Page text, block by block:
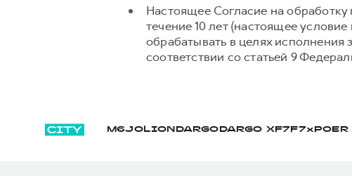
Настоящее Согласие на
течение 10 лет (настоящее
обрабатывать в целях исполнения
соответствии со статьей 9
M6JOLION DARGO DARGO Х F7 F7x POER